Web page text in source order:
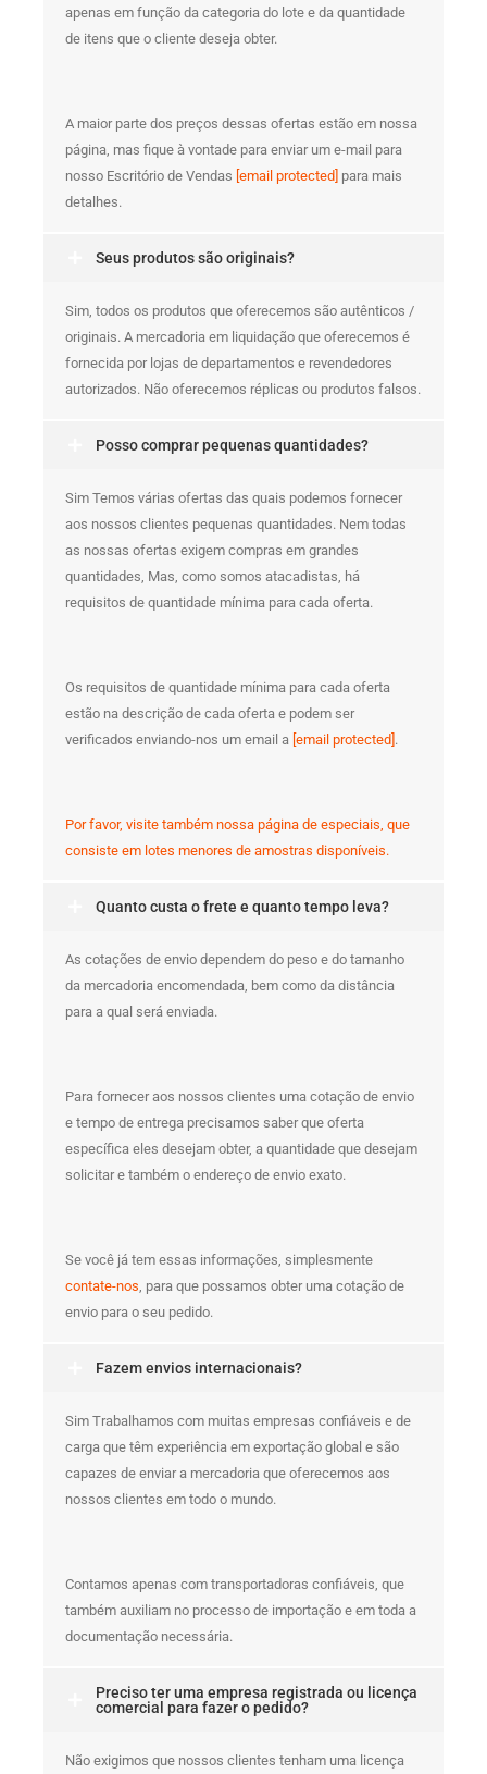
apenas em função da categoria do lote e da quantidade
de itens que o cliente deseja obter.
A maior parte dos preços dessas ofertas estão em nossa
página, mas fique à vontade para enviar um e-mail para
nosso Escritório de Vendas [email protected] para mais
detalhes.
Seus produtos são originais?
Sim, todos os produtos que oferecemos são autênticos /
originais. A mercadoria em liquidação que oferecemos é
fornecida por lojas de departamentos e revendedores
autorizados. Não oferecemos réplicas ou produtos falsos.
Posso comprar pequenas quantidades?
Sim Temos várias ofertas das quais podemos fornecer
aos nossos clientes pequenas quantidades. Nem todas
as nossas ofertas exigem compras em grandes
quantidades, Mas, como somos atacadistas, há
requisitos de quantidade mínima para cada oferta.
Os requisitos de quantidade mínima para cada oferta
estão na descrição de cada oferta e podem ser
verificados enviando-nos um email a [email protected] .
Por favor, visite também nossa página de especiais, que
consiste em lotes menores de amostras disponíveis.
Quanto custa o frete e quanto tempo leva?
As cotações de envio dependem do peso e do tamanho
da mercadoria encomendada, bem como da distância
para a qual será enviada.
Para fornecer aos nossos clientes uma cotação de envio
e tempo de entrega precisamos saber que oferta
específica eles desejam obter, a quantidade que desejam
solicitar e também o endereço de envio exato.
Se você já tem essas informações, simplesmente
contate-nos , para que possamos obter uma cotação de
envio para o seu pedido.
Fazem envios internacionais?
Sim Trabalhamos com muitas empresas confiáveis e de
carga que têm experiência em exportação global e são
capazes de enviar a mercadoria que oferecemos aos
nossos clientes em todo o mundo.
Contamos apenas com transportadoras confiáveis, que
também auxiliam no processo de importação e em toda a
documentação necessária.
Preciso ter uma empresa registrada ou licença
comercial para fazer o pedido?
Não exigimos que nossos clientes tenham uma licença